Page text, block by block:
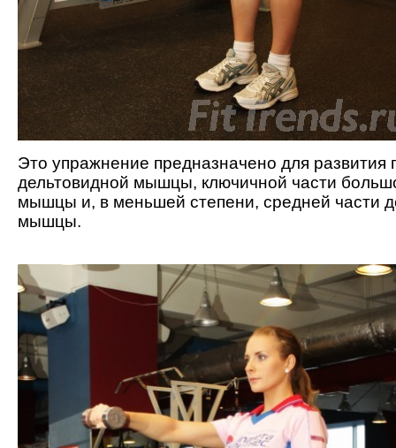
Это упражнение предназначено для развития
дельтовидной мышцы, ключичной части
мышцы и, в меньшей степени, средней части
мышцы.